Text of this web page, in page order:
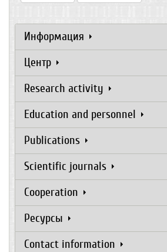
Информация
Центр
Research activity
Education and personnel
Publications
Scientific journals
Cooperation
Ресурсы
Contact information